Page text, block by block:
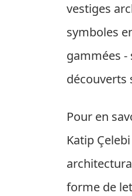
vestiges
symboles
gammées -
découverts
Pour en
Katip
forme de